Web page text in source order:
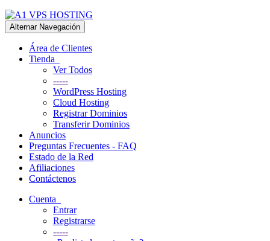
Alternar Navegación
Área de Clientes
Tienda
Ver Todos
-----
WordPress Hosting
Cloud Hosting
Registrar Dominios
Transferir Dominios
Anuncios
Preguntas Frecuentes - FAQ
Estado de la Red
Afiliaciones
Contáctenos
Cuenta
Entrar
Registrarse
-----